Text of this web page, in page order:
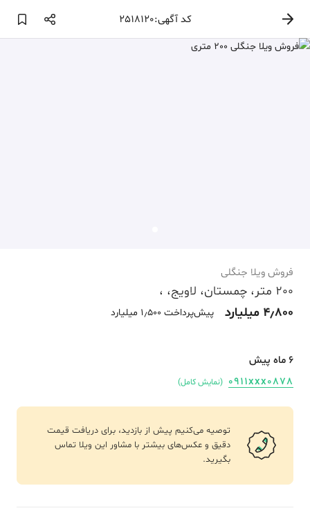
کد آگهی:2518120
فروش ویلا جنگلی
200 متر، چمستان، لاویج، ،
4٫800 میلیارد
پیش‌پرداخت 1٫500 میلیارد
6 ماه پیش
0911xxx0878
(نمایش کامل)
توصیه می‌کنیم پیش از بازدید، برای دریافت قیمت
دقیق و عکس‌های بیشتر با مشاور این ویلا تماس
بگیرید.